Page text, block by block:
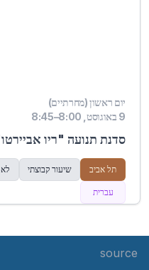
יום ראשון (מחרתיים)
9 באוגוסט, 8:00–8:45
סדנת תנועה "ריו
תל אביב שיעור קבוצתי לא
עברית
source